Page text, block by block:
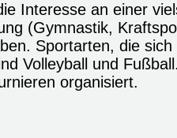
Interesse an einer
(Gymnastik,
Sportarten, die
Volleyball und
organisiert.